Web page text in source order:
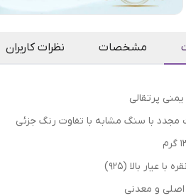
مشخصات نظرات کاربران
پرتقالی
با سنگ مشابه با تفاوت رنگ جزئی
با عیار بالا (۹۲۵)
و معدنی